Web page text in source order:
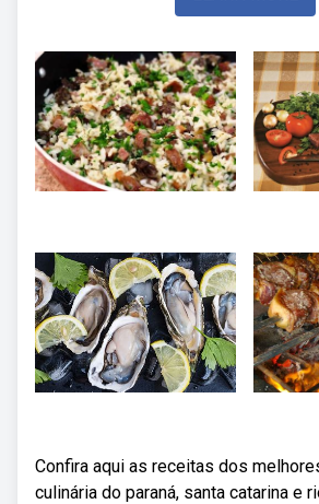
Confira aqui as receitas dos
culinária do paraná, santa catarina e